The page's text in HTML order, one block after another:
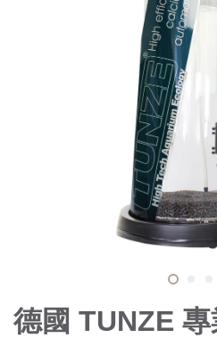
德國 TUNZE